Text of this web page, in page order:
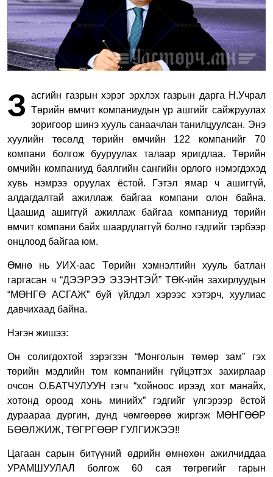
З асгийн газрын хэрэг эрхлэх газрын дарга Н.Учрал
Төрийн өмчит компаниудын үр ашгийг сайжруулах
зоригоор шинэ хууль санаачлан танилцуулсан. Энэ
хуулийн төсөлд төрийн өмчийн 122 компанийг 70
компани болгож бууруулах талаар яригдлаа. Төрийн
өмчийн компаниуд баялгийн сангийн орлого нэмэгдэхэд
хувь нэмрээ оруулах ёстой. Гэтэл ямар ч ашиггүй,
алдагдалтай ажиллаж байгаа компани олон байна.
Цаашид ашиггүй ажиллаж байгаа компаниуд төрийн
өмчит компани байх шаардлаггүй болно гэдгийг тэрбээр
онцлоод байгаа юм.
Өмнө нь УИХ-аас Төрийн хэмнэлтийн хууль батлан
гаргасан ч “ДЭЭРЭЭ ЭЗЭНТЭЙ” ТӨК-ийн захирлуудын
“МӨНГӨ АСГАЖ” буй үйлдэл хэрээс хэтэрч, хуулиас
давчихаад байна.
Нэгэн жишээ:
Он солигдохтой зэрэгзэн “Монголын төмөр зам” гэх
төрийн мэдлийн том компанийн гүйцэтгэх захирлаар
очсон О.БАТЧУЛУУН гэгч “хойноос ирээд хот манайх,
хотонд ороод хонь минийх” гэдгийг үлгэрээр ёстой
дураараа дургин, дунд чөмгөөрөө жиргэж МӨНГӨӨР
БӨӨЛЖИЖ, ТӨГРГӨӨР ГУЛГИЖЭЭ!!
Цагаан сарын битүүний өдрийн өмнөхөн ажилчиддаа
УРАМШУУЛАЛ болгож 60 сая төгрөгийг гарын